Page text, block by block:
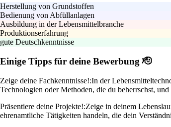
Herstellung von Grundstoffen
Bedienung von Abfüllanlagen
Ausbildung in der Lebensmittelbranche
Produktionserfahrung
gute Deutschkenntnisse
Einige Tipps für deine Bewerbung 🫡
Zeige deine Fachkenntnisse!:In der
Technologien oder Methoden, die du beherrschst,
Präsentiere deine Projekte!:Zeige in deinem
ehrenamtliche Tätigkeiten handeln, die dein